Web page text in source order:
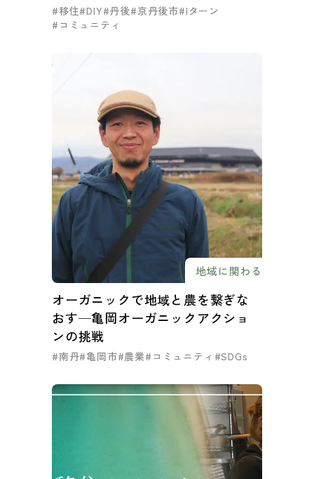
#移住#DIY#丹後#京丹後市#Iターン
#コミュニティ
地域に関わる
オーガニックで地域と農を繋ぎな
おす─亀岡オーガニックアクショ
ンの挑戦
#南丹#亀岡市#農業#コミュニティ #SDGs